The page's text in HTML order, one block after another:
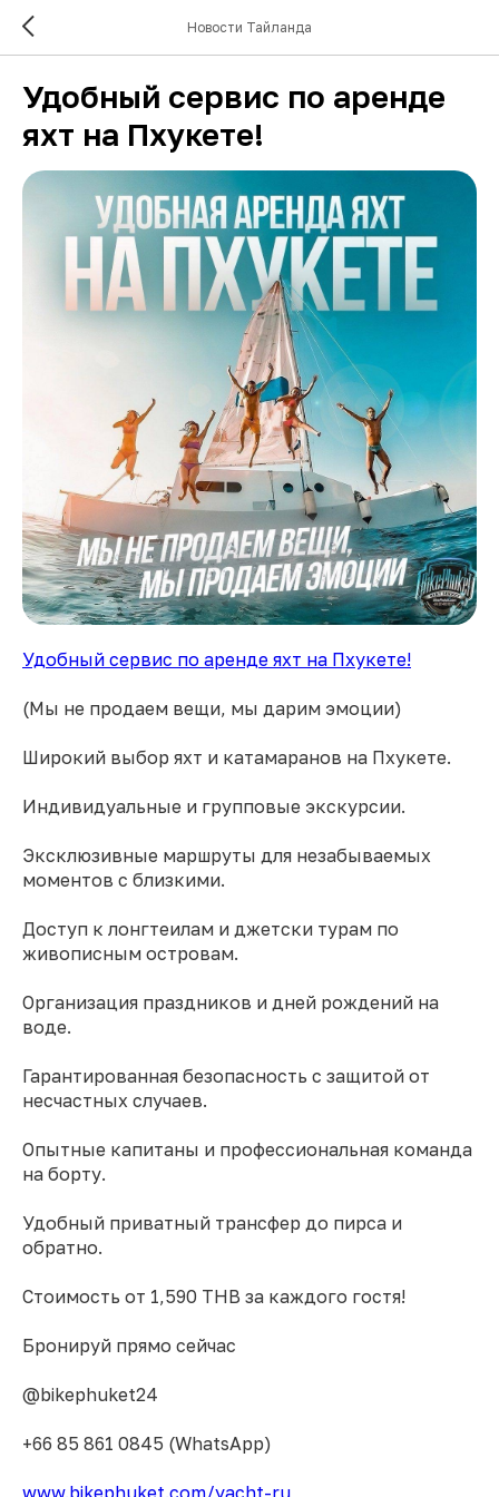
Новости Тайланда
Удобный сервис по аренде
яхт на Пхукете!
Удобный сервис по аренде яхт на Пхукете!
(Мы не продаем вещи, мы дарим эмоции)
Широкий выбор яхт и катамаранов на Пхукете.
Индивидуальные и групповые экскурсии.
Эксклюзивные маршруты для незабываемых
моментов с близкими.
Доступ к лонгтеилам и джетски турам по
живописным островам.
Организация праздников и дней рождений на
воде.
Гарантированная безопасность с защитой от
несчастных случаев.
Опытные капитаны и профессиональная команда
на борту.
Удобный приватный трансфер до пирса и
обратно.
Стоимость от 1,590 THB за каждого гостя!
Бронируй прямо сейчас
@bikephuket24
+66 85 861 0845 (WhatsApp)
www.bikephuket.com/yacht-ru